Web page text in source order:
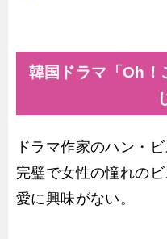
韓国ドラマ「Oh！
ドラマ作家のハン・ビ
完璧で女性の憧れの
愛に興味がない。